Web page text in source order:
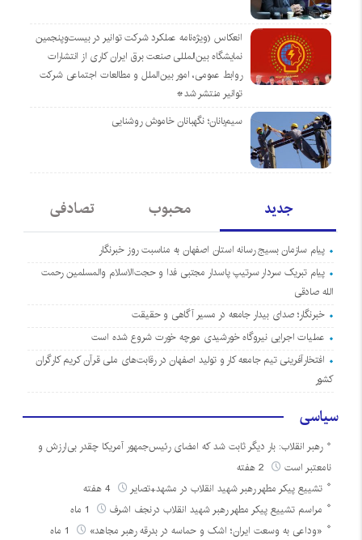
انعکاس (ویژه‌نامه عملکرد شرکت توانیر در بیست‌وپنجمین
نمایشگاه بین‌المللی صنعت برق ایران کاری از انتشارات
روابط عمومی، امور بین‌الملل و مطالعات اجتماعی شرکت
توانیر منتشر شد*
سیم‌بانان؛ نگهبانان خاموش روشنایی
جدید محبوب تصادفی
پیام سازمان بسیج رسانه استان اصفهان به مناسبت روز خبرنگار
پیام تبریک سردار سرتیپ پاسدار مجتبی فدا و حجت‌الاسلام والمسلمین رحمت
الله صادقی
خبرنگار؛ صدای بیدار جامعه در مسیر آگاهی و حقیقت
عملیات اجرایی نیروگاه خورشیدی مورچه خورت شروع شده است
افتخارآفرینی تیم جامعه کار و تولید اصفهان در رقابت‌های ملی قرآن کریم کارگران
کشور
سیاسی
رهبر انقلاب: بار دیگر ثابت شد که امضای رئیس‌جمهور آمریکا چقدر بی‌ارزش و
نامعتبر است
تشییع پیکر مطهر رهبر شهید انقلاب در مشهد+تصایر
مراسم تشییع پیکر مطهر رهبر شهید انقلاب درنجف اشرف
«وداعی به وسعت ایران؛ اشک و حماسه در بدرقه رهبر مجاهد»